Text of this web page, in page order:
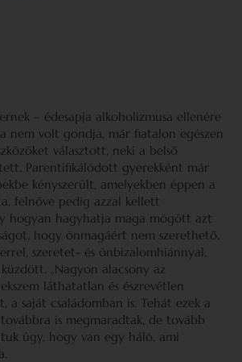
– édesapja alkoholizmusa ellenére
nem volt gondja, már fiatalon egészen
választott, neki a belső
Parentifikálódott gyerekként már
kényszerült, amelyekben éppen a
felnőve pedig azzal kellett
hogyan hagyhatja maga mögött azt
hogy önmagáért nem szerethető.
szeretet- és önbizalomhiánnyal,
„Nagyon alacsony az
láthatatlan és észrevétlen
a saját családomban is. Tehát ezek a
továbbra is megmaradtak, de tovább
úgy, hogy van egy háló, ami